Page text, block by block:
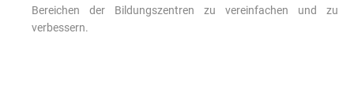
Bereichen der Bildungszentren zu vereinfachen und zu
verbessern.